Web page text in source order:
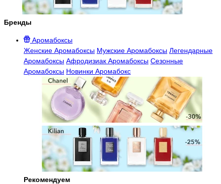
Бренды
Аромабоксы
Женские Аромабоксы Мужские Аромабоксы Легендарные
Аромабоксы Афродизиак Аромабоксы Сезонные
Аромабоксы Новинки Аромабокс
Рекомендуем